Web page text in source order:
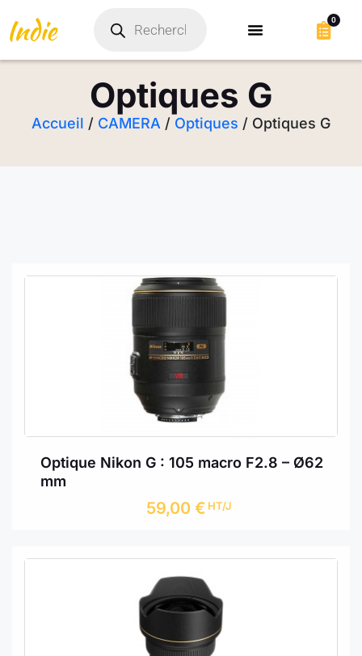
0
Optiques G
Accueil / CAMERA / Optiques / Optiques G
Optique Nikon G : 105 macro F2.8 – Ø62
mm
59,00 € HT/J